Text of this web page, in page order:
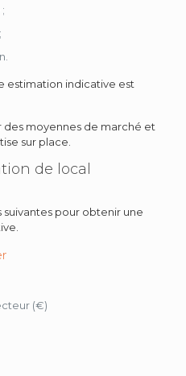
estimation indicative est
moyennes de marché et
sur place.
de local
suivantes pour obtenir une
(€)